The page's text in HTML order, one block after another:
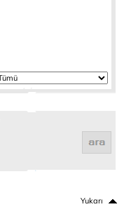
Yukarı